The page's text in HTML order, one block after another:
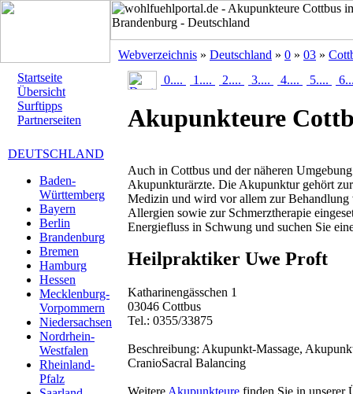
Webverzeichnis » Deutschland » 0 » 03 »
Startseite
Übersicht
Surftipps
Partnerseiten
DEUTSCHLAND
Baden-
Württemberg
Bayern
Berlin
Brandenburg
Bremen
Hamburg
Hessen
Mecklenburg-
Vorpommern
Niedersachsen
Nordrhein-
Westfalen
Rheinland-
Pfalz
0.... 1.... 2.... 3.... 4.... 5....
Akupunkteure
Auch in Cottbus und der näheren
Akupunkturärzte. Die Akupunktur gehört
Medizin und wird vor allem zur
Allergien sowie zur Schmerztherapie
Energiefluss in Schwung und suchen Sie
Heilpraktiker Uwe Proft
Katharinengässchen 1
03046 Cottbus
Tel.: 0355/33875
Beschreibung: Akupunkt-Massage,
CranioSacral Balancing
Weitere Akupunkteure finden Sie in unserer